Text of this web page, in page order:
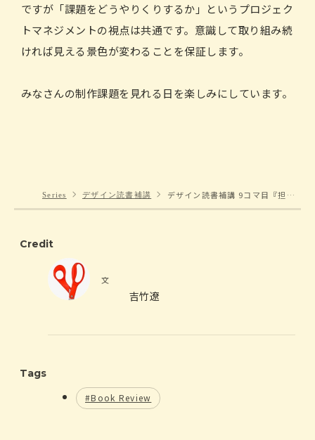
ですが「課題をどうやりくりするか」というプロジェク
トマネジメントの視点は共通です。意識して取り組み続
ければ見える景色が変わることを保証します。
みなさんの制作課題を見れる日を楽しみにしています。
Series デザイン読書補講 デザイン読書補講 9コマ目『担当になったら知っておきたい「プロジェクトマネジメント」実践講座』
Credit
文
吉竹遼
フェンリル株式会社にてスマートフォンアプリの
として独立後、THE GUILDにパートナーとして参
画。近著に『はじめてのUIデザイン 改訂版』（共
Tags
#Book Review